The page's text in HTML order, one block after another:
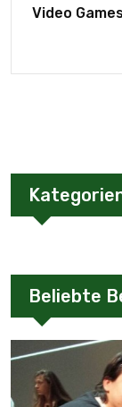
Video
Beliebte